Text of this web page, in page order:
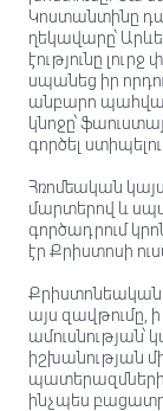
Կոստանտինը
ղեկավարը՝
էությունը
սպանեց իր
անբարո
կնոջը՝
գործել ստիպելու
Հռոմեական
մարտերով և
գործադրում
էր Քրիստոսի
այս զավթումը,
իշխանության
պատերազմների,
ինչպես